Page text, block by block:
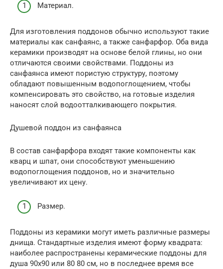
Материал.
Для изготовления поддонов обычно используют такие
материалы как санфаянс, а также санфарфор. Оба вида
керамики производят на основе белой глины, но они
отличаются своими свойствами. Поддоны из
санфаянса имеют пористую структуру, поэтому
обладают повышенным водопоглощением, чтобы
компенсировать это свойство, на готовые изделия
наносят слой водоотталкивающего покрытия.
Душевой поддон из санфаянса
В состав санфарфора входят такие компоненты как
кварц и шпат, они способствуют уменьшению
водопоглощения поддонов, но и значительно
увеличивают их цену.
Размер.
Поддоны из керамики могут иметь различные размеры
днища. Стандартные изделия имеют форму квадрата:
наиболее распространены керамические поддоны для
душа 90х90 или 80 80 см, но в последнее время все